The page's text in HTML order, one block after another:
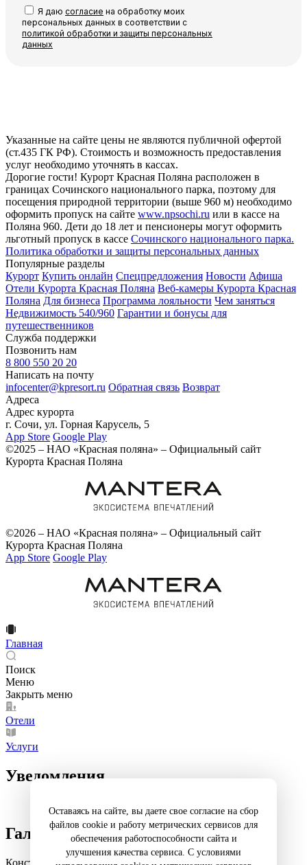
Я даю согласие на обработку моих
персональных данных в соответствии с
политикой обработки и защиты персональных
данных
Указанные на сайте цены не являются публичной офертой
(ст.435 ГК РФ). Стоимость и возможность предоставления
услуг необходимо уточнять в кассах.
Дорогие гости! Курорт Красная Поляна расположен в
границах Сочинского национального парка, поэтому для
посещения природной территории (выше 960 м) необходимо
оформить пропуск на сайте www.npsochi.ru или в кассе на
Поляна 960. Дети до 18 лет и пенсионеры могут оформить
льготный пропуск в кассе Сочинского национального парка.
Политика обработки и защиты персональных данных
Популярные разделы
Курорт Купить онлайн Спецпредложения Новости Афиша
Отели Курорта Красная Поляна Веб-камеры Курорта Красная
Поляна Для бизнеса Программа лояльности Чем заняться
Недвижимость 540/960 Гарантии и бонусы для
путешественников
Служба поддержки
Позвонить нам
8 800 550 20 20
Написать на почту
infocenter@kpresort.ru Обратная связь Возврат
Адреса
Адрес курорта
г. Сочи, ул. Горная Карусель, 5
App Store Google Play
©2025 – НАО «Красная поляна» – Официальный сайт
Курорта Красная Поляна
©2026 – НАО «Красная поляна» – Официальный сайт
Курорта Красная Поляна
App Store Google Play
Главная
Поиск
Меню
Закрыть меню
Отели
Услуги
Оставаясь на сайте, вы даете свое согласие на сбор
файлов cookie и работу метрических сервисов для
обеспечения работоспособности сайта и
улучшения качества сервиса. С условиями
Уведомления
Галерея